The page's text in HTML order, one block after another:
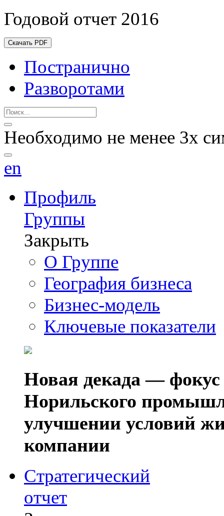
Годовой отчет 2016
Скачать PDF
Постранично
Разворотами
Необходимо не менее 3х
en
Профиль
Группы
Закрыть
О Группе
География бизнеса
Бизнес-модель
Ключевые показатели
Новая декада — фокус
Норильского
улучшении условий
компании
Стратегический
отчет